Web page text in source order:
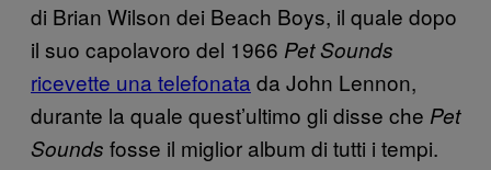
di Brian Wilson dei Beach Boys, il quale dopo
il suo capolavoro del 1966 Pet Sounds
ricevette una telefonata da John Lennon,
durante la quale quest’ultimo gli disse che Pet
Sounds fosse il miglior album di tutti i tempi.